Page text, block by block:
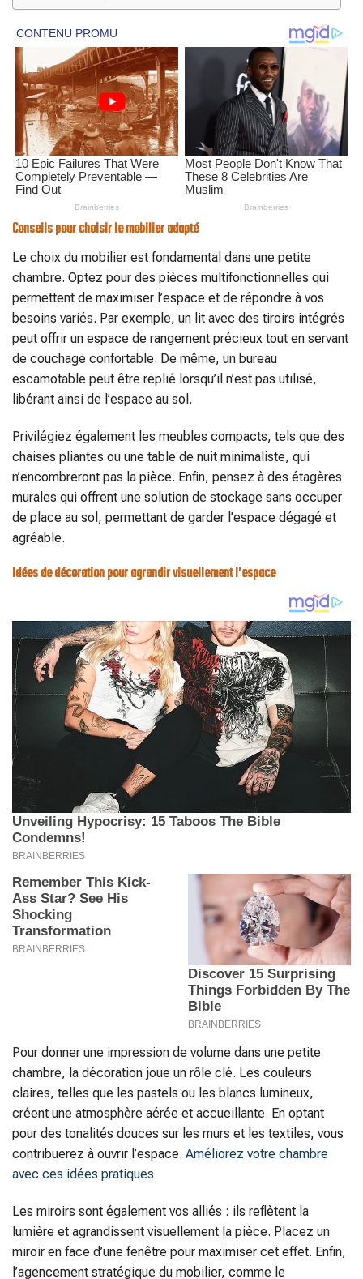
Conseils pour choisir le mobilier adapté
Le choix du mobilier est fondamental dans une petite
chambre. Optez pour des pièces multifonctionnelles qui
permettent de maximiser l’espace et de répondre à vos
besoins variés. Par exemple, un lit avec des tiroirs intégrés
peut offrir un espace de rangement précieux tout en servant
de couchage confortable. De même, un bureau
escamotable peut être replié lorsqu’il n’est pas utilisé,
libérant ainsi de l’espace au sol.
Privilégiez également les meubles compacts, tels que des
chaises pliantes ou une table de nuit minimaliste, qui
n’encombreront pas la pièce. Enfin, pensez à des étagères
murales qui offrent une solution de stockage sans occuper
de place au sol, permettant de garder l’espace dégagé et
agréable.
Idées de décoration pour agrandir visuellement l’espace
Pour donner une impression de volume dans une petite
chambre, la décoration joue un rôle clé. Les couleurs
claires, telles que les pastels ou les blancs lumineux,
créent une atmosphère aérée et accueillante. En optant
pour des tonalités douces sur les murs et les textiles, vous
contribuerez à ouvrir l’espace. Améliorez votre chambre
avec ces idées pratiques
Les miroirs sont également vos alliés : ils reflètent la
lumière et agrandissent visuellement la pièce. Placez un
miroir en face d’une fenêtre pour maximiser cet effet. Enfin,
l’agencement stratégique du mobilier, comme le